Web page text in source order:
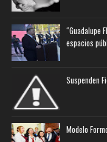
“Guadalupe
espacios
Suspenden
Modelo